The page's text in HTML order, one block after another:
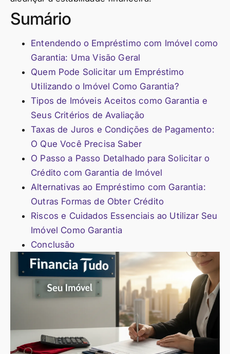
Sumário
Entendendo o Empréstimo com Imóvel como
Garantia: Uma Visão Geral
Quem Pode Solicitar um Empréstimo
Utilizando o Imóvel Como Garantia?
Tipos de Imóveis Aceitos como Garantia e
Seus Critérios de Avaliação
Taxas de Juros e Condições de Pagamento:
O Que Você Precisa Saber
O Passo a Passo Detalhado para Solicitar o
Crédito com Garantia de Imóvel
Alternativas ao Empréstimo com Garantia:
Outras Formas de Obter Crédito
Riscos e Cuidados Essenciais ao Utilizar Seu
Imóvel Como Garantia
Conclusão